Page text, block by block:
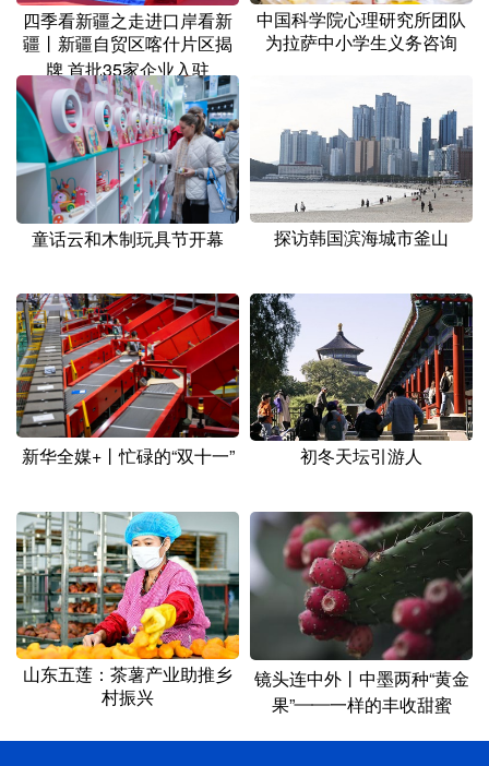
多语种频道
English Español عربى
Русский язык 日本語 한국어
Deutsch Português
四季看新疆之走进口岸看新
疆丨新疆自贸区喀什片区揭
牌 首批35家企业入驻
中国科学院心理研究所团队
为拉萨中小学生义务咨询
童话云和木制玩具节开幕 探访韩国滨海城市釜山
新华全媒+丨忙碌的“双十一” 初冬天坛引游人
山东五莲：茶薯产业助推乡
村振兴
镜头连中外丨中墨两种“黄金
果”——一样的丰收甜蜜